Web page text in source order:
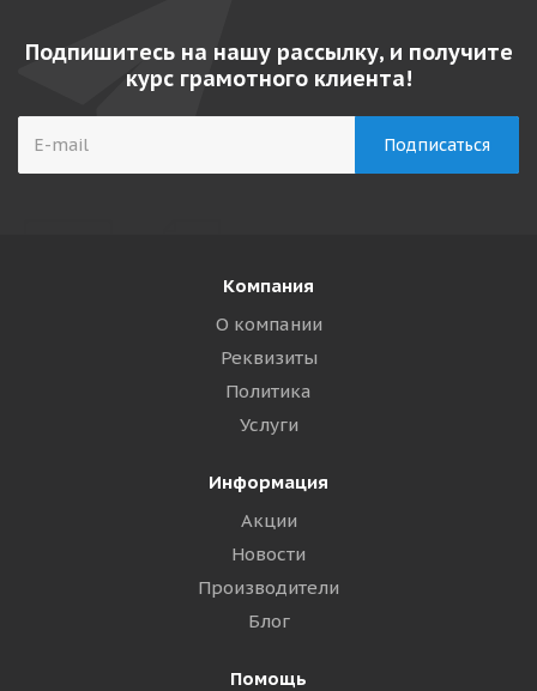
Подпишитесь на нашу рассылку, и получите
курс грамотного клиента!
Компания
О компании
Реквизиты
Политика
Услуги
Информация
Акции
Новости
Производители
Блог
Помощь